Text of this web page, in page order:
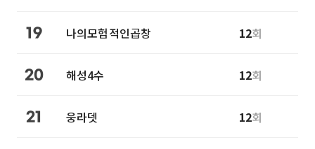
19 나의모험적인곱창 12회
20 해성4수 12회
21 웅라뎃 12회